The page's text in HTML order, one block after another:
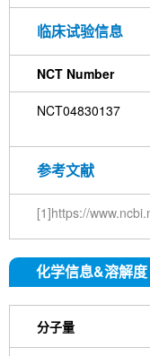
临床试验信息
NCT Number
NCT04830137
参考文献
[1]https://
化学信息&溶解度
分子量